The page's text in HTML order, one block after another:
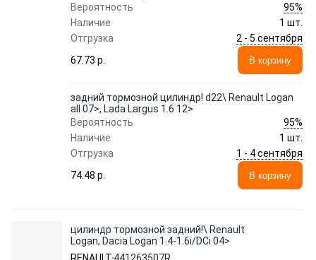
Вероятность
95%
Наличие
1 шт.
Отгрузка
2 - 5 сентября
67.73 p.
В корзину
задний тормозной цилиндр! d22\ Renault Logan
all 07>, Lada Largus 1.6 12>
Вероятность
95%
Наличие
1 шт.
Отгрузка
1 - 4 сентября
74.48 p.
В корзину
цилиндр тормозной задний!\ Renault
Logan, Dacia Logan 1.4-1.6i/DCi 04>